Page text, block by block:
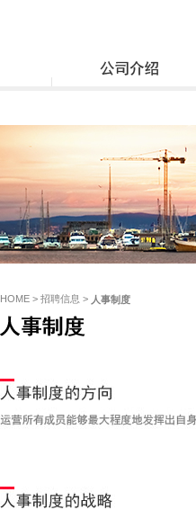
HOME > 招聘信息 > 人事制度